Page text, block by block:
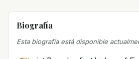
Biografía
Esta biografía está disponible